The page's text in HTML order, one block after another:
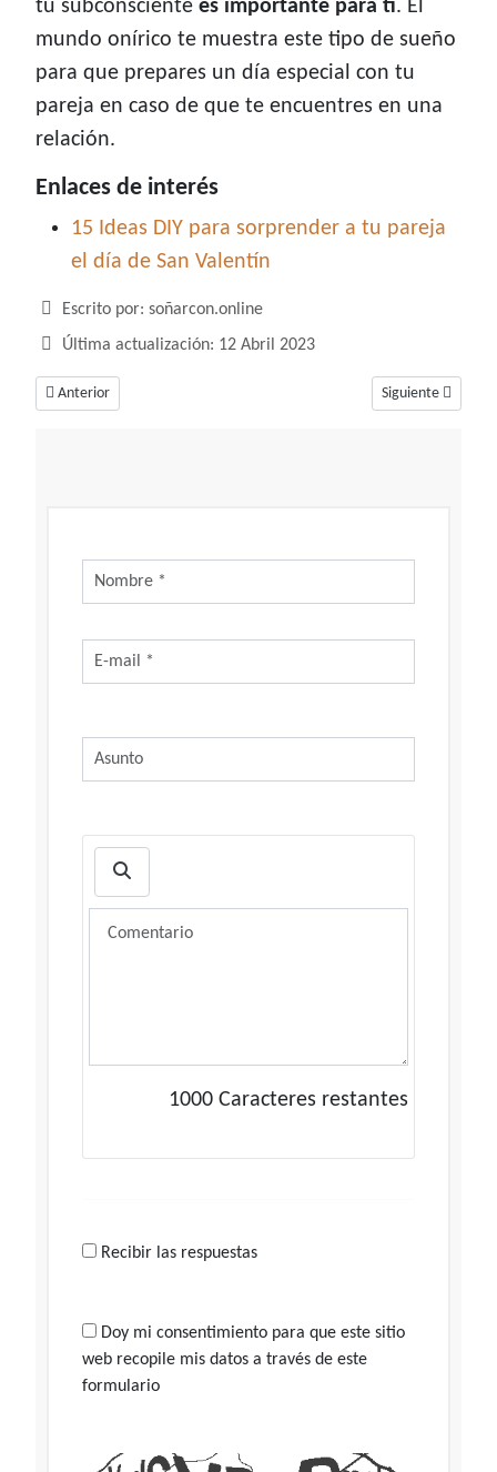
tu subconsciente es importante para ti. El
mundo onírico te muestra este tipo de sueño
para que prepares un día especial con tu
pareja en caso de que te encuentres en una
relación.
Enlaces de interés
15 Ideas DIY para sorprender a tu pareja
el día de San Valentín
Detalles
Escrito por: soñarcon.online
Última actualización: 12 Abril 2023
Artículo anterior: Soñar con suegra, un sueño cargado de cambios para
Anterior Artículo siguiente:
Siguiente
1000 Caracteres restantes
Recibir las respuestas
Doy mi consentimiento para que este sitio
web recopile mis datos a través de este
formulario